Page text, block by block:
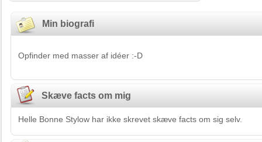
Min biografi
Opfinder med masser af idéer :-D
Skæve facts om mig
Helle Bonne Stylow har ikke skrevet skæve facts om sig selv.